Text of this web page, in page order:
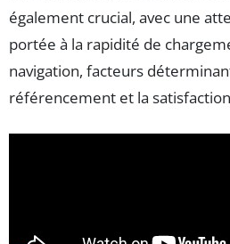
également crucial, avec une
portée à la rapidité de
navigation, facteurs
référencement et la